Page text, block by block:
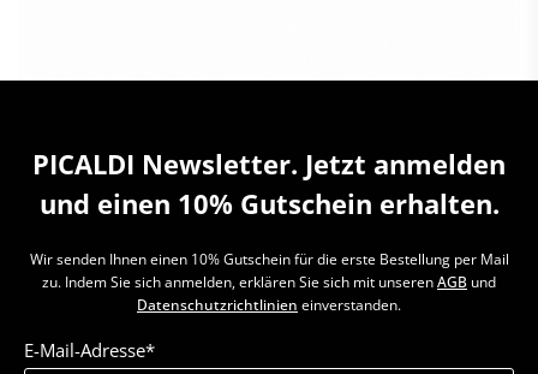
PICALDI Newsletter. Jetzt anmelden
und einen 10% Gutschein erhalten.
Wir senden Ihnen einen 10% Gutschein für die erste Bestellung per Mail
zu. Indem Sie sich anmelden, erklären Sie sich mit unserenAGB und
Datenschutzrichtlinien einverstanden.
E-Mail-Adresse*